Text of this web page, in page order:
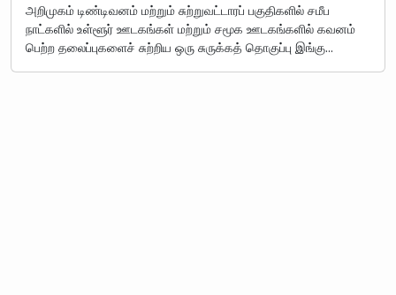
அறிமுகம் டிண்டிவனம் மற்றும் சுற்றுவட்டாரப் பகுதிகளில் சமீப
நாட்களில் உள்ளூர் ஊடகங்கள் மற்றும் சமூக ஊடகங்களில் கவனம்
பெற்ற தலைப்புகளைச் சுற்றிய ஒரு சுருக்கத் தொகுப்பு இங்கு…